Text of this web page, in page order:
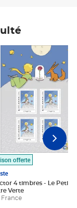
offerte
4 timbres - Le Petit
Verte
France